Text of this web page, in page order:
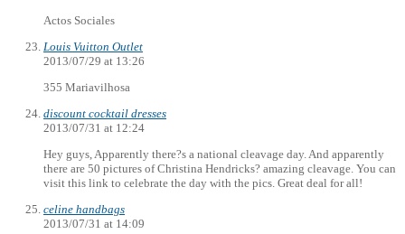
Actos Sociales
Louis Vuitton Outlet
2013/07/29 at 13:26
355 Mariavilhosa
discount cocktail dresses
2013/07/31 at 12:24
Hey guys, Apparently there?s a national cleavage day. And apparently
there are 50 pictures of Christina Hendricks? amazing cleavage. You can
visit this link to celebrate the day with the pics. Great deal for all!
celine handbags
2013/07/31 at 14:09